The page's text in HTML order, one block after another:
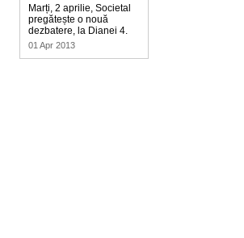
Marți, 2 aprilie, Societal
pregătește o nouă
dezbatere, la Dianei 4.
01 Apr 2013